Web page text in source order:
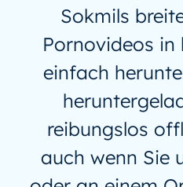
Sokmils
Pornovideos
einfach
reibungslos
auch wenn Sie